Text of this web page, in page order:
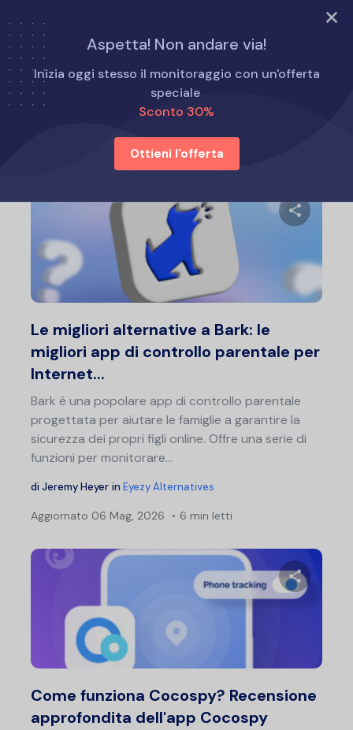
PROVA ORA
Aspetta! Non andare via!
Inizia oggi stesso il monitoraggio con un'offerta
speciale
Sconto 30%
Ottieni l'offerta
Home Alternative a Eyezy
Alternative a Eyezy
Le migliori alternative a Bark: le
migliori app di controllo parentale per
Internet...
Bark è una popolare app di controllo parentale
progettata per aiutare le famiglie a garantire la
sicurezza dei propri figli online. Offre una serie di
funzioni per monitorare...
di Jeremy Heyer in Eyezy Alternatives
Aggiornato 06 Mag, 2026 6 min letti
Come funziona Cocospy? Recensione
approfondita dell'app Cocospy